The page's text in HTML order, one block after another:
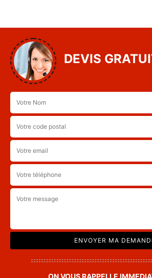
DEVIS
ON VOUS RAPPELLE